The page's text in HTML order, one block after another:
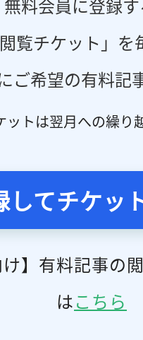
無料会員に登録
覧チケット」
ご希望の有料記
トは翌月への繰り
してチケッ
け】有料記事の
はこちら